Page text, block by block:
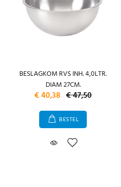
BESLAGKOM RVS INH. 4,0LTR.
DIAM 27CM.
€ 40,38 € 47,50
BESTEL